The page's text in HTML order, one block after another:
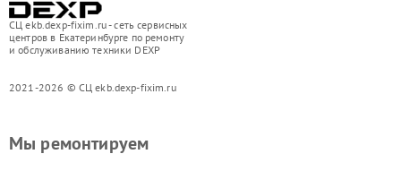
СЦ ekb.dexp-fixim.ru - сеть сервисных
центров в Екатеринбурге по ремонту
и обслуживанию техники DEXP
2021-2026 © СЦ ekb.dexp-fixim.ru
Мы ремонтируем